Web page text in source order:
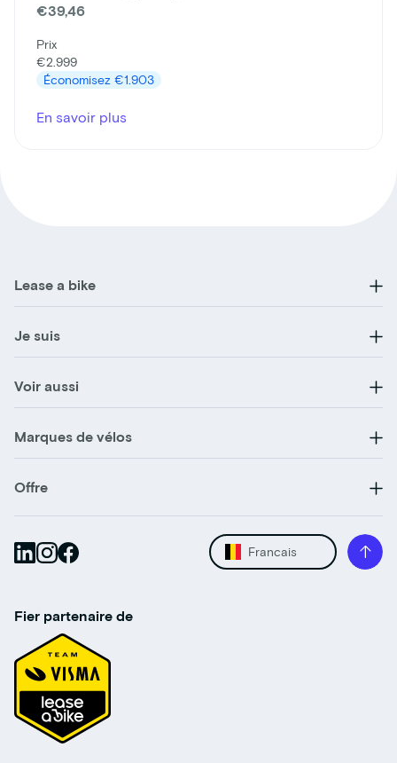
€39,46
Prix
€2.999
Économisez €1.903
En savoir plus
Lease a bike
Je suis
Voir aussi
Marques de vélos
Offre
Francais
Fier partenaire de